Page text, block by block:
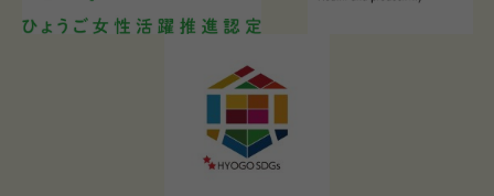
【40代・50代・60代男性へ】奈良発祥の魂！天理ラーメンの歴
代・60代男性を虜にする魅力の変遷と味わい方